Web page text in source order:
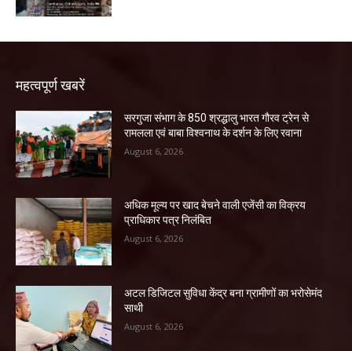
महत्वपूर्ण खबरें
सरगुजा संभाग के 850 श्रद्धालु भारत गौरव ट्रेन से
रामलला एवं बाबा विश्वनाथ के दर्शन के लिए रवाना
August 6, 2026
अधिक मूल्य पर खाद बेचने वाली एजेंसी का विक्रय
प्राधिकार पत्र निलंबित
August 6, 2026
अटल डिजिटल सुविधा केंद्र बना ग्रामीणों का भरोसेमंद
साथी
August 6, 2026